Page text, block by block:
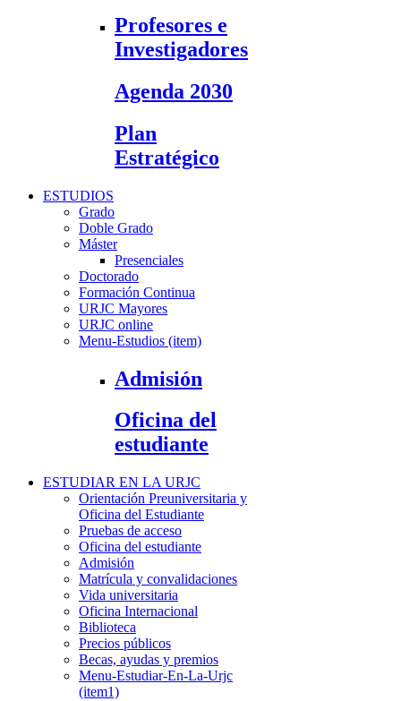
Profesores e
Investigadores
Agenda 2030
Plan
Estratégico
ESTUDIOS
Grado
Doble Grado
Máster
Presenciales
Doctorado
Formación Continua
URJC Mayores
URJC online
Menu-Estudios (item)
Admisión
Oficina del
estudiante
ESTUDIAR EN LA URJC
Orientación Preuniversitaria y
Oficina del Estudiante
Pruebas de acceso
Oficina del estudiante
Admisión
Matrícula y convalidaciones
Vida universitaria
Oficina Internacional
Biblioteca
Precios públicos
Becas, ayudas y premios
Menu-Estudiar-En-La-Urjc
(item1)